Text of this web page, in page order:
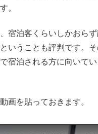
。
宿泊客くらいしかおら
いうことも評判です。
宿泊される方に向いて
画を貼っておきます。